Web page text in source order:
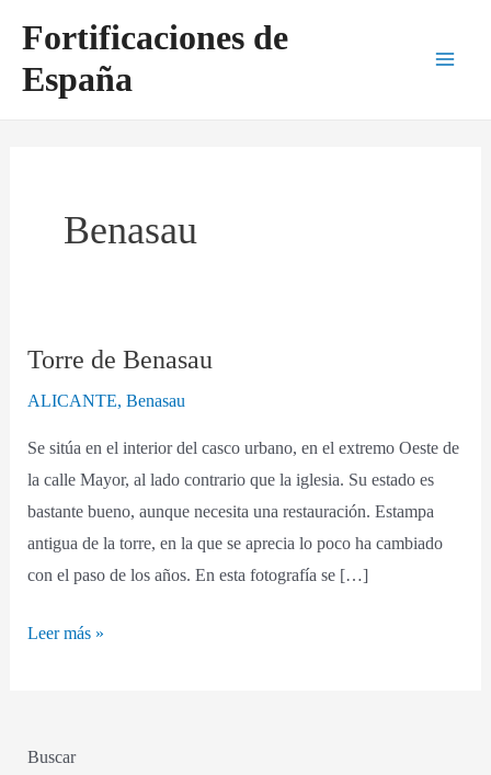
contenido
Fortificaciones de
España
Benasau
Torre de Benasau
ALICANTE,Benasau
Se sitúa en el interior del casco urbano, en el extremo Oeste de
la calle Mayor, al lado contrario que la iglesia. Su estado es
bastante bueno, aunque necesita una restauración. Estampa
antigua de la torre, en la que se aprecia lo poco ha cambiado
con el paso de los años. En esta fotografía se […]
Torre
Leer más »
Buscar